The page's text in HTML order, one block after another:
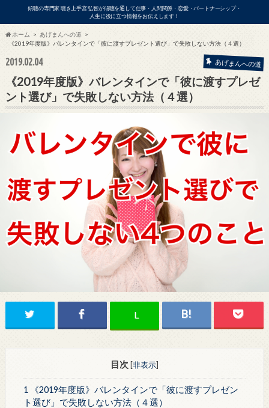
傾聴の専門家 聴き上手宮 弘智が傾聴を通して仕事・人間関係・恋愛・パートナーシップ・
人生に役に立つ情報をお伝えします！
ジネス
の出演依頼・各種お問い合わせはこ
ホーム
あげまんへの道
《2019年度版》バレンタインで「彼に渡すプレゼント選び」で失敗しない方法（４選）
2019.02.04 あげまんへの道
《2019年度版》バレンタインで「彼に渡すプレゼ
ント選び」で失敗しない方法（４選）
L
目次 [非表示]
1 《2019年度版》バレンタインで「彼に渡すプレゼン
ト選び」で失敗しない方法（４選）